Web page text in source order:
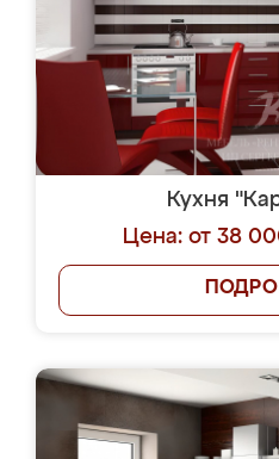
Кухня
Цена: от 38